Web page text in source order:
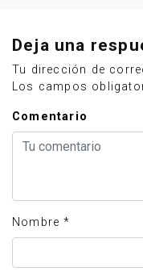
Deja una
Tu dirección de
Los campos
Comentario
Nombre *